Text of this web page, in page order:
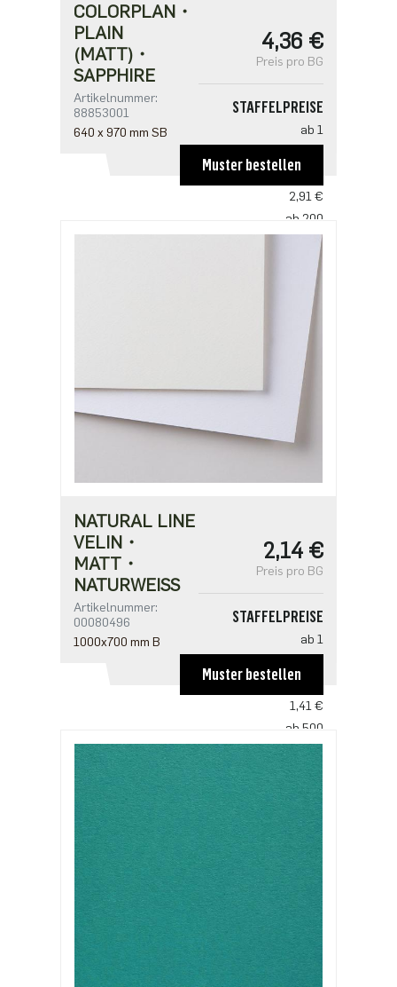
COLORPLAN・
PLAIN
(MATT)・
SAPPHIRE
Artikelnummer:
88853001
640 x 970 mm SB
4,36 €
Preis pro BG
STAFFELPREISE
ab 1
ab 100
2,91 €
ab 200
2,81 €
ab 500
2,42 €
ab 1000
1,94 €
Muster bestellen
NATURAL LINE
VELIN・
MATT・
NATURWEISS
Artikelnummer:
00080496
1000x700 mm B
2,14 €
Preis pro BG
STAFFELPREISE
ab 1
ab 100
1,41 €
ab 500
1,09 €
ab 1000
0,91 €
Muster bestellen